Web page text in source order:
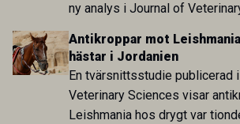
ny analys i Journal of
att skillnaden mot
Sverige är fortsatt stor.
Antikroppar mot
hästar i Jordanien
En tvärsnittsstudie publicerad
Veterinary Sciences visar
Leishmania hos drygt var